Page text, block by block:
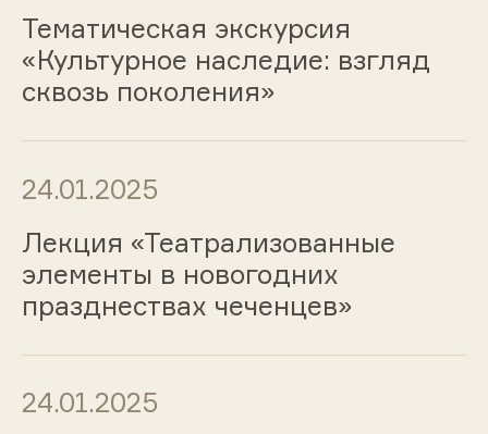
Тематическая экскурсия
«Культурное наследие: взгляд
сквозь поколения»
24.01.2025
Лекция «Театрализованные
элементы в новогодних
празднествах чеченцев»
24.01.2025